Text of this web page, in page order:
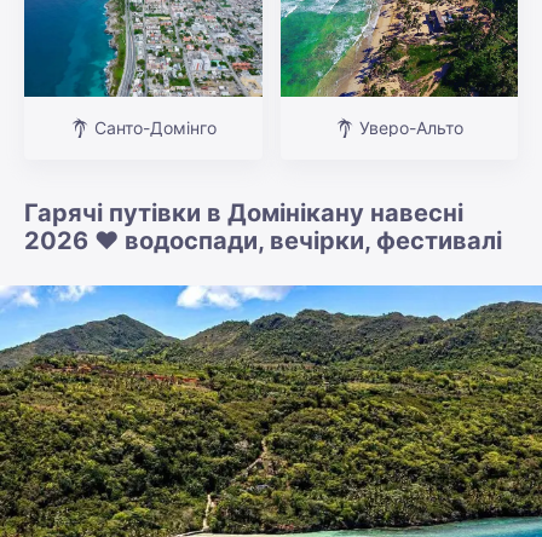
Санто-Домінго Уверо-Альто
Гарячі путівки в Домінікану навесні
2026 ❤️ водоспади, вечірки, фестивалі